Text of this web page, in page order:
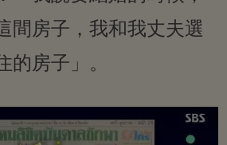
間房子，我和我丈夫選
的房子」。